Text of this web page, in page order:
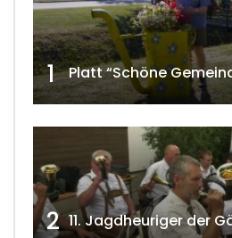
1 Platt “Schöne
2